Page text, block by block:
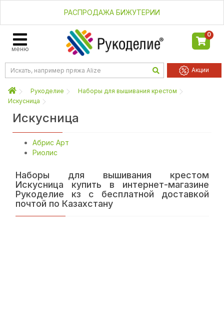
РАСПРОДАЖА БИЖУТЕРИИ
меню
0
Акции
Рукоделие
Наборы для вышивания крестом
Искусница
Искусница
Абрис Арт
Риолис
Наборы для вышивания крестом
Искусница купить в интернет-магазине
Рукоделие кз с бесплатной доставкой
почтой по Казахстану